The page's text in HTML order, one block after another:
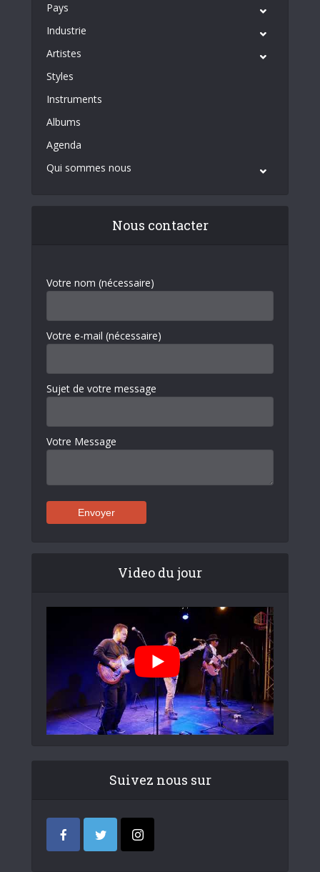
Pays
Industrie
Artistes
Styles
Instruments
Albums
Agenda
Qui sommes nous
Nous contacter
Votre nom (nécessaire)
Votre e-mail (nécessaire)
Sujet de votre message
Votre Message
Video du jour
Suivez nous sur